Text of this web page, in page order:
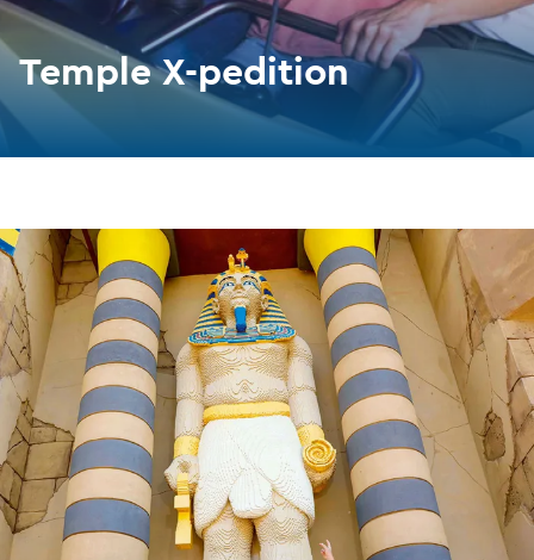
Temple X-pedition